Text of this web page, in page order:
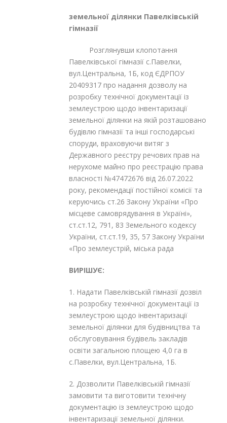
земельної ділянки Павелківській
гімназії
Розглянувши клопотання
Павелківської гімназії с.Павелки,
вул.Центральна, 1Б, код ЄДРПОУ
20409317 про надання дозволу на
розробку технічної документації із
землеустрою щодо інвентаризації
земельної ділянки на якій розташовано
будівлю гімназії та інші господарські
споруди, враховуючи витяг з
Державного реєстру речових прав на
нерухоме майно про реєстрацію права
власності №47472676 від 26.07.2022
року, рекомендації постійної комісії та
керуючись ст.26 Закону України «Про
місцеве самоврядування в Україні»,
ст.ст.12, 791 , 83 Земельного кодексу
України, ст.ст.19, 35, 57 Закону України
«Про землеустрій, міська рада
ВИРІШУЄ:
1. Надати Павелківській гімназії дозвіл
на розробку технічної документації із
землеустрою щодо інвентаризації
земельної ділянки для будівництва та
обслуговування будівель закладів
освіти загальною площею 4,0 га в
с.Павелки, вул.Центральна, 1Б.
2. Дозволити Павелківській гімназії
замовити та виготовити технічну
документацію із землеустрою щодо
інвентаризації земельної ділянки.